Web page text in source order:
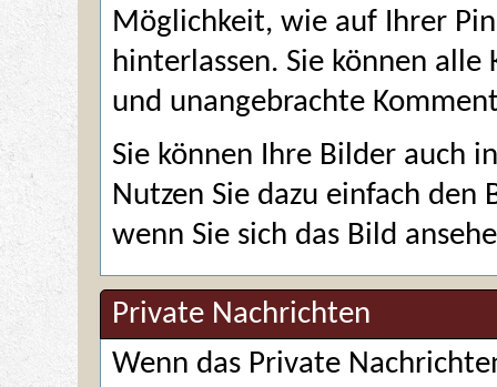
Möglichkeit, wie auf Ihrer
hinterlassen. Sie können
und unangebrachte
Sie können Ihre Bilder auch
Nutzen Sie dazu einfach den
wenn Sie sich das Bild
Private Nachrichten
Wenn das Private